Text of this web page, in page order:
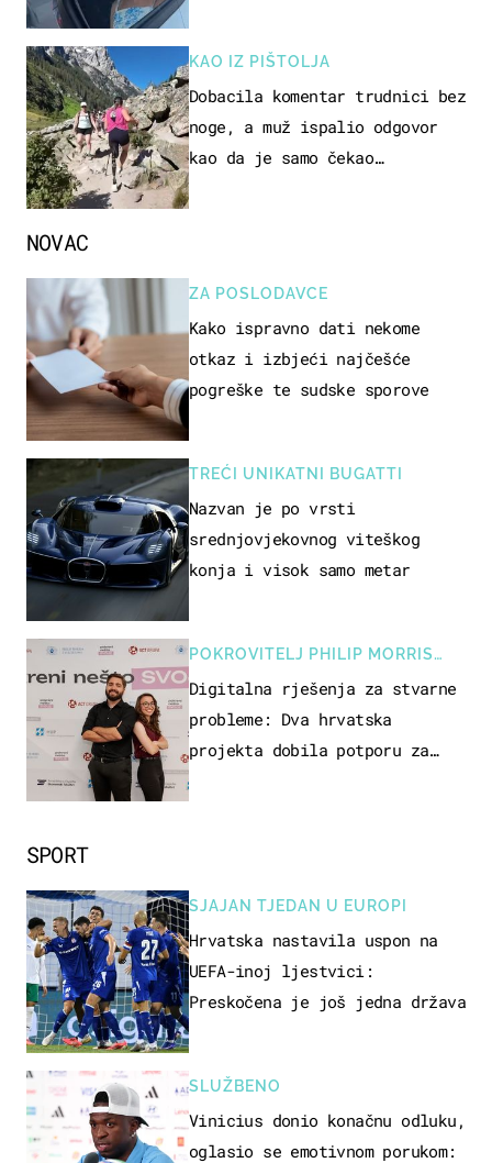
KAO IZ PIŠTOLJA
Dobacila komentar trudnici bez
noge, a muž ispalio odgovor
kao da je samo čekao…
SPORT
SJAJAN TJEDAN U EUROPI
Hrvatska nastavila uspon na
UEFA-inoj ljestvici:
Preskočena je još jedna država
SLUŽBENO
Vinicius donio konačnu odluku,
oglasio se emotivnom porukom:
NOVAC
ZA POSLODAVCE
Kako ispravno dati nekome
otkaz i izbjeći najčešće
pogreške te sudske sporove
TREĆI UNIKATNI BUGATTI
Nazvan je po vrsti
srednjovjekovnog viteškog
konja i visok samo metar
POKROVITELJ PHILIP MORRIS
ZAGREB
Digitalna rješenja za stvarne
probleme: Dva hrvatska
projekta dobila potporu za